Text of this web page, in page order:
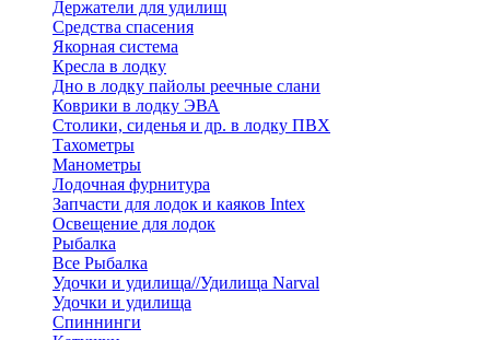
Держатели для удилищ
Средства спасения
Якорная система
Кресла в лодку
Дно в лодку пайолы реечные слани
Коврики в лодку ЭВА
Столики, сиденья и др. в лодку ПВХ
Тахометры
Манометры
Лодочная фурнитура
Запчасти для лодок и каяков Intex
Освещение для лодок
Рыбалка
Все Рыбалка
Удочки и удилища//Удилища Narval
Удочки и удилища
Спиннинги